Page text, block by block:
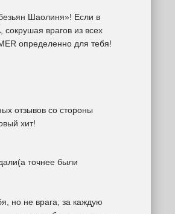
Шаолиня»! Если в
врагов из всех
определенно для тебя!
отзывов со стороны
хит!
точнее были
но не врага, за каждую